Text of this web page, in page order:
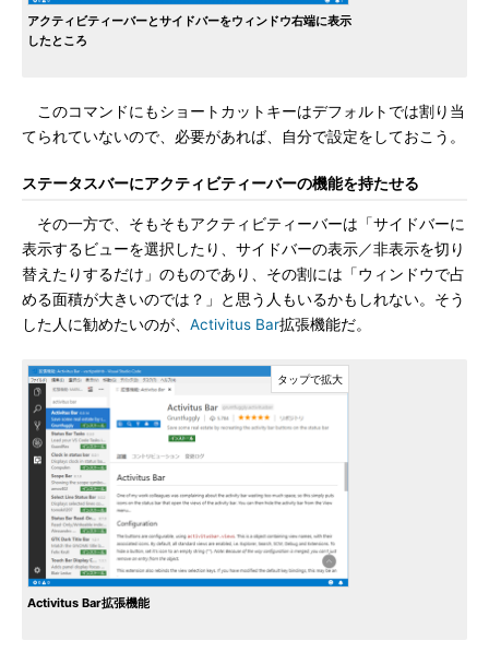
アクティビティーバーとサイドバーをウィンドウ右端に表示
したところ
このコマンドにもショートカットキーはデフォルトでは割り当
てられていないので、必要があれば、自分で設定をしておこう。
ステータスバーにアクティビティーバーの機能を持たせる
その一方で、そもそもアクティビティーバーは「サイドバーに
表示するビューを選択したり、サイドバーの表示／非表示を切り
替えたりするだけ」のものであり、その割には「ウィンドウで占
める面積が大きいのでは？」と思う人もいるかもしれない。そう
した人に勧めたいのが、 Activitus Bar拡張機能だ。
Activitus Bar拡張機能